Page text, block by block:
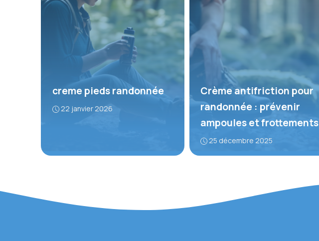
creme pieds randonnée
22 janvier 2026
Crème antifriction pour
randonnée : prévenir
ampoules et frottements
25 décembre 2025